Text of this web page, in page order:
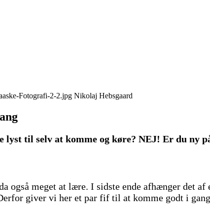
Nikolaj Hebsgaard
lyst til selv at komme og køre? NEJ! Er du ny
også meget at lære. I sidste ende afhænger det
giver vi her et par fif til at komme godt i gang